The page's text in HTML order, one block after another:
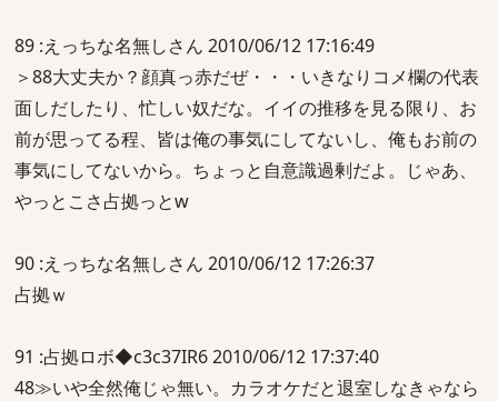
89 :えっちな名無しさん 2010/06/12 17:16:49
＞88大丈夫か？顔真っ赤だぜ・・・いきなりコメ欄の代表
面しだしたり、忙しい奴だな。イイの推移を見る限り、お
前が思ってる程、皆は俺の事気にしてないし、俺もお前の
事気にしてないから。ちょっと自意識過剰だよ。じゃあ、
やっとこさ占拠っとw
90 :えっちな名無しさん 2010/06/12 17:26:37
占拠ｗ
91 :占拠ロボ◆c3c37IR6 2010/06/12 17:37:40
48≫いや全然俺じゃ無い。カラオケだと退室しなきゃなら